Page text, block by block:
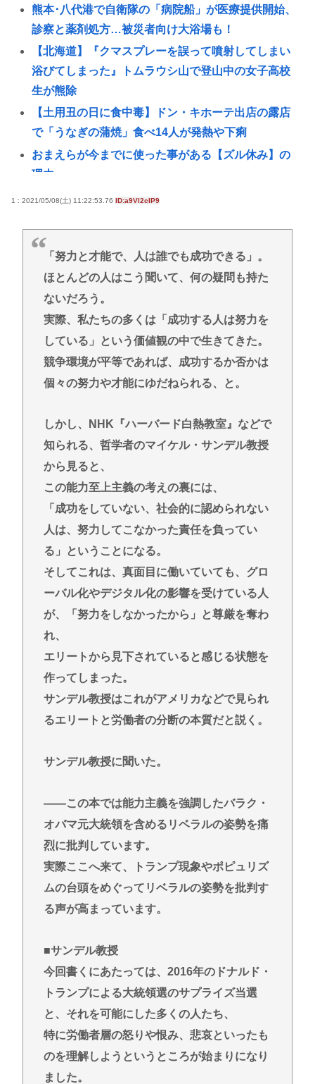
熊本･八代港で自衛隊の「病院船」が医療提供開始、
診察と薬剤処方…被災者向け大浴場も！
【北海道】『クマスプレーを誤って噴射してしまい
浴びてしまった』トムラウシ山で登山中の女子高校
生が熊除
【土用丑の日に食中毒】ドン・キホーテ出店の露店
で「うなぎの蒲焼」食べ14人が発熱や下痢
おまえらが今までに使った事がある【ズル休み】の
理由
【悲報】女子自転車競技、ブラに綿を詰めまくって
パズー「お父さん嘘つき呼ばわりされて死んじゃっ
た」ってセリフあるけど、どんな自殺方法だった
の？
「バス停にされてる？」幼稚園バスが自宅前に“無断
停車” 敷地内に侵入も…保護者マナーに「我慢の限
界」
重大インシデント該当せず、ANAと国交省機の接近
で航空機衝突防止装置（TCAS）の警報が作動したト
【悲報】高市さん、非核三原則「今後も堅持してい
く」の表現を削除www
中国SNS なぜフランス人はこれほど日本が好きな
のか? 投稿では「中国人も日本が好き」「普通の人
は…」[8/6]
【東京】睡眠時無呼吸症候群診断後に死亡事故=運転
の無職男（34）、独断で治療中断-危険運転致死罪適
用も
ディズニーのおいなり巻（600円）、卑猥すぎて賛否
両論www
1 : 2021/05/08(土) 11:22:53.76 ID:a9Vl2cIP9
「努力と才能で、人は誰でも成功できる」。
ほとんどの人はこう聞いて、何の疑問も持た
ないだろう。
実際、私たちの多くは「成功する人は努力を
している」という価値観の中で生きてきた。
競争環境が平等であれば、成功するか否かは
個々の努力や才能にゆだねられる、と。
しかし、NHK『ハーバード白熱教室』などで
知られる、哲学者のマイケル・サンデル教授
から見ると、
この能力至上主義の考えの裏には、
「成功をしていない、社会的に認められない
人は、努力してこなかった責任を負ってい
る」ということになる。
そしてこれは、真面目に働いていても、グロ
ーバル化やデジタル化の影響を受けている人
が、「努力をしなかったから」と尊厳を奪わ
れ、
エリートから見下されていると感じる状態を
作ってしまった。
サンデル教授はこれがアメリカなどで見られ
るエリートと労働者の分断の本質だと説く。
サンデル教授に聞いた。
――この本では能力主義を強調したバラク・
オバマ元大統領を含めるリベラルの姿勢を痛
烈に批判しています。
実際ここへ来て、トランプ現象やポピュリズ
ムの台頭をめぐってリベラルの姿勢を批判す
る声が高まっています。
■サンデル教授
今回書くにあたっては、2016年のドナルド・
トランプによる大統領選のサプライズ当選
と、それを可能にした多くの人たち、
特に労働者層の怒りや恨み、悲哀といったも
のを理解しようというところが始まりになり
ました。